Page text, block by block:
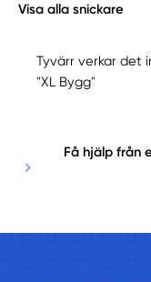
Visa alla snickare
Tyvärr verkar det
"XL Bygg"
Få hjälp från